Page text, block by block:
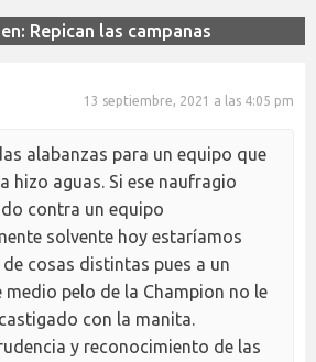
Repican las campanas
13 septiembre, 2021 a las 4:05 pm
alabanzas para un equipo que
hizo aguas. Si ese naufragio
contra un equipo
solvente hoy estaríamos
cosas distintas pues a un
medio pelo de la Champion no le
con la manita.
y reconocimiento de las